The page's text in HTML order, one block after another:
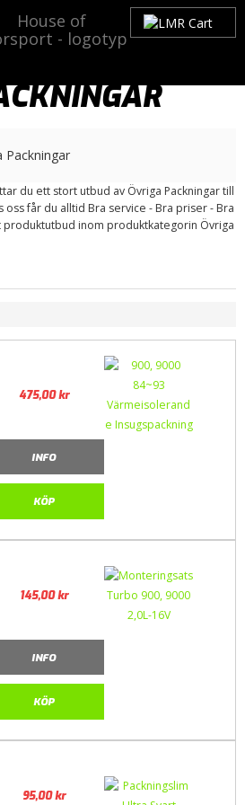
>Saab >900>900 OG (1979-1993)
du ett stort utbud av Övriga Packningar till
får du alltid Bra service - Bra priser - Bra
produktutbud inom produktkategorin Övriga
475,00kr
INFO
KÖP
145,00kr
INFO
KÖP
95,00kr